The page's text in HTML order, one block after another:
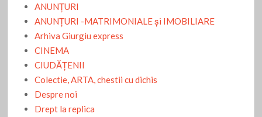
ANUNŢURI
ANUNŢURI -MATRIMONIALE şi IMOBILIARE
Arhiva Giurgiu express
CINEMA
CIUDĂŢENII
Colectie, ARTA, chestii cu dichis
Despre noi
Drept la replica